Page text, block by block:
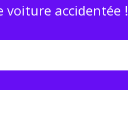
accidentée !